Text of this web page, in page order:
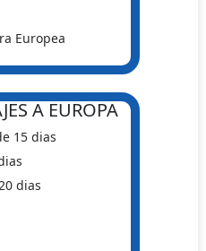
Europea
A EUROPA
15 dias
dias